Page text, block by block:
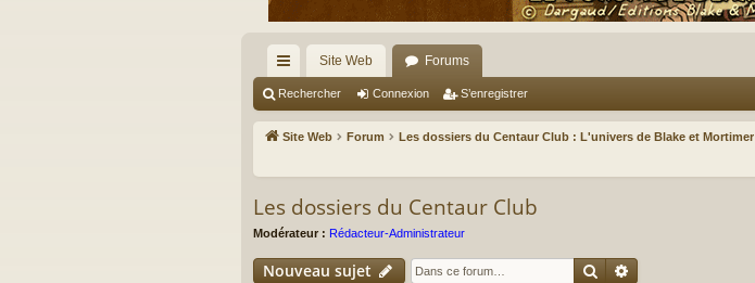
cc
ès
de
Site Web Forums
Rechercher Connexion S’enregistrer
Site Web Forum Les dossiers du Centaur Club : L'univers de Blake et Mortimer
Les dossiers du Centaur Club
Modérateur : Rédacteur-Administrateur
Nouveau sujet Rechercher